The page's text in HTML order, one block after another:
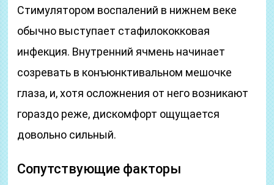
Стимулятором воспалений в нижнем веке
обычно выступает стафилококковая
инфекция. Внутренний ячмень начинает
созревать в конъюнктивальном мешочке
глаза, и, хотя осложнения от него возникают
гораздо реже, дискомфорт ощущается
довольно сильный.
Сопутствующие факторы